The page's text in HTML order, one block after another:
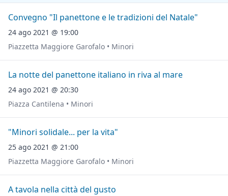
Convegno "Il panettone e le tradizioni del Natale"
24 ago 2021 @ 19:00
Piazzetta Maggiore Garofalo • Minori
La notte del panettone italiano in riva al mare
24 ago 2021 @ 20:30
Piazza Cantilena • Minori
"Minori solidale... per la vita"
25 ago 2021 @ 21:00
Piazzetta Maggiore Garofalo • Minori
A tavola nella città del gusto